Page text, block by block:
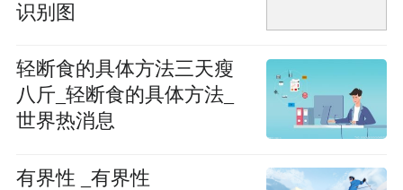
识别图
轻断食的具体方法三天瘦
八斤_轻断食的具体方法_
世界热消息
有界性 _有界性